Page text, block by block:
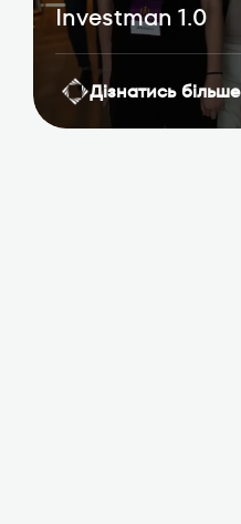
Investman 1.0
Дізнатись більше